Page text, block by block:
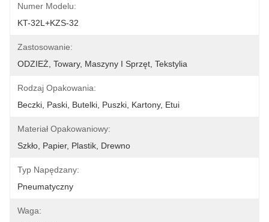
Numer Modelu:
KT-32L+KZS-32
Zastosowanie:
ODZIEŻ, Towary, Maszyny I Sprzęt, Tekstylia
Rodzaj Opakowania:
Beczki, Paski, Butelki, Puszki, Kartony, Etui
Materiał Opakowaniowy:
Szkło, Papier, Plastik, Drewno
Typ Napędzany:
Pneumatyczny
Waga: